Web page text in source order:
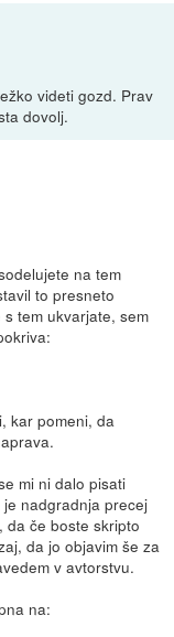
videti gozd. Prav
dovolj.
na tem
to presneto
tem ukvarjate, sem
kar pomeni, da
mi ni dalo pisati
nadgradnja precej
da če boste skripto
da jo objavim še za
v avtorstvu.
na: